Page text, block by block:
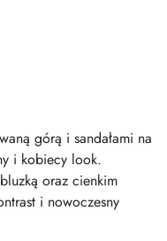
górą i sandałami na
i kobiecy look.
oraz cienkim
i nowoczesny